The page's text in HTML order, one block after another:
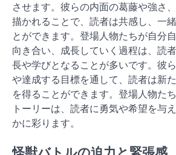
させます。彼らの内面の葛藤や強さ
描かれることで、読者は共感し、一
とができます。登場人物たちが自分
向き合い、成長していく過程は、読
長や学びとなることが多いです。彼
や達成する目標を通して、読者は新
を得ることができます。登場人物た
トーリーは、読者に勇気や希望を与
かに彩ります。